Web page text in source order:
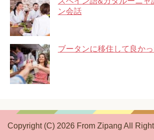
ン会話
ブータンに移住して良か
Copyright (C) 2026 From Zipang All